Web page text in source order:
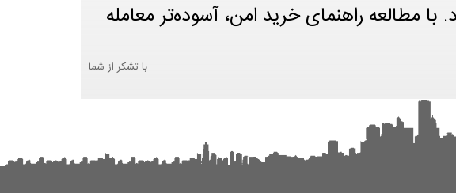
مطالعه راهنمای خرید امن، آسوده‌تر معامله
با تشکر از شما